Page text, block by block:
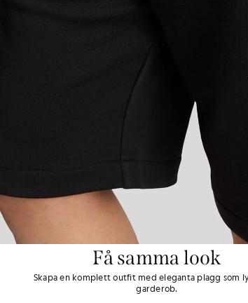
Få samma look
Skapa en komplett outfit med eleganta plagg som
garderob.